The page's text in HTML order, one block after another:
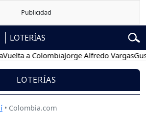
LOTERÍAS
a ColombiaJorge Alfredo VargasGustavo
LOTERÍAS
• Colombia.com